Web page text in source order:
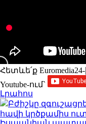
Հետևե՛ք
Youtube-ում`
Լրահոս
Բժիշկը
հավի կրծքամիս